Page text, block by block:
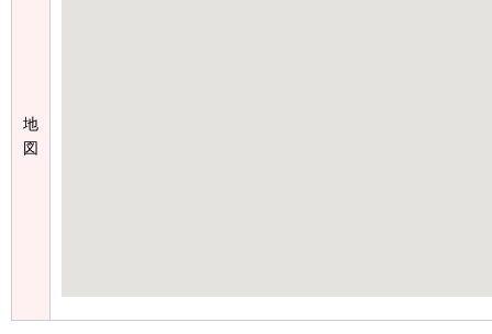
地
図